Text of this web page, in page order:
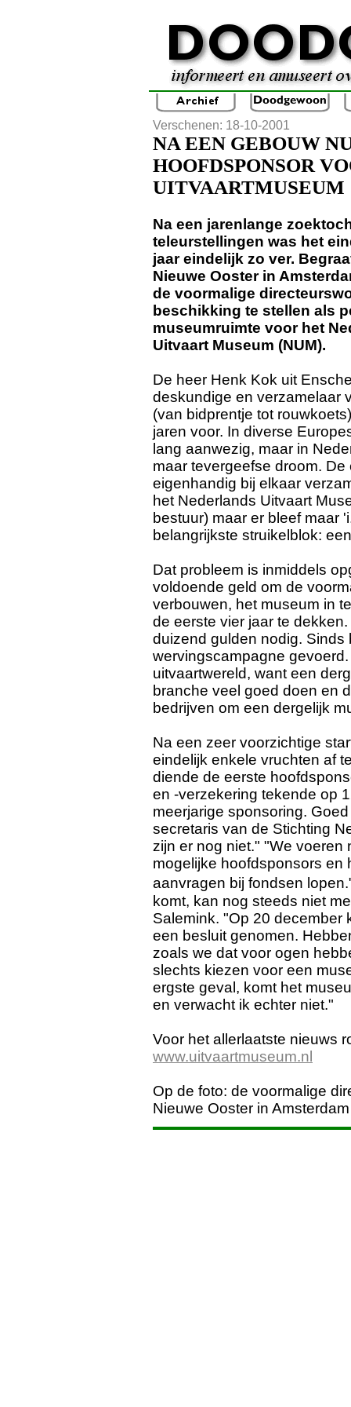
Verschenen: 18-10-2001
NA EEN GEBOUW
HOOFDSPONSOR
UITVAARTMUSEUM
Na een jarenlange
teleurstellingen was het
jaar eindelijk zo ver.
Nieuwe Ooster in
de voormalige
beschikking te stellen als
museumruimte voor het
Uitvaart Museum (NUM).
De heer Henk Kok uit
deskundige en verzamelaar
(van bidprentje tot
jaren voor. In diverse
lang aanwezig, maar in
maar tevergeefse droom.
eigenhandig bij elkaar
het Nederlands Uitvaart
bestuur) maar er bleef maar
belangrijkste struikelblok:
Dat probleem is inmiddels
voldoende geld om de
verbouwen, het museum in
de eerste vier jaar te
duizend gulden nodig. Sinds
wervingscampagne
uitvaartwereld, want een
branche veel goed doen en
bedrijven om een dergelijk
Na een zeer voorzichtige
eindelijk enkele vruchten af
diende de eerste
en -verzekering tekende op
meerjarige sponsoring.
secretaris van de Stichting
zijn er nog niet." "We
mogelijke hoofdsponsors en
aanvragen bij fondsen
komt, kan nog steeds niet
Salemink. "Op 20 december
een besluit genomen.
zoals we dat voor ogen
slechts kiezen voor een
ergste geval, komt het
en verwacht ik echter niet."
Voor het allerlaatste nieuws
www.uitvaartmuseum.nl
Op de foto: de voormalige
Nieuwe Ooster in